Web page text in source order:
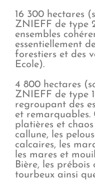
16 300 hectares
ZNIEFF de type
ensembles
essentiellement
forestiers et des
Ecole).
4 800 hectares
ZNIEFF de type
regroupant des
et remarquables.
platières et
callune, les
calcaires, les
les mares et
Bière, les prébois
tourbeux ainsi